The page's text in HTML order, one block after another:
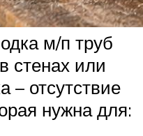
м/п труб
стенах или
– отсутствие
нужна для: